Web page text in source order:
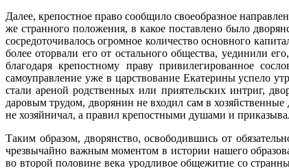
Далее, крепостное право сообщило своеобразное
же странного положения, в какое поставлено было
сосредоточивалось огромное количество основного
более оторвали его от остального общества, уединили
благодаря крепостному праву привилегированное
самоуправление уже в царствование Екатерины успело
стали ареной родственных или приятельских интриг,
даровым трудом, дворянин не входил сам в хозяйственные
не хозяйничал, а правил крепостными душами и
Таким образом, дворянство, освободившись от
чрезвычайно важным моментом в истории нашего
во второй половине века уродливое общежитие со